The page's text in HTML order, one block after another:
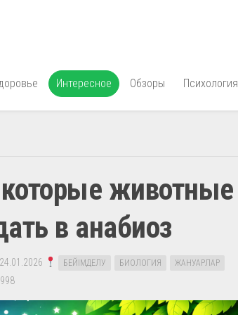
Интересное Обзоры Психология
животные
в анабиоз
24.01.2026 БЕЙІМДЕЛУ БИОЛОГИЯ
ЖАНУАРЛАР
998